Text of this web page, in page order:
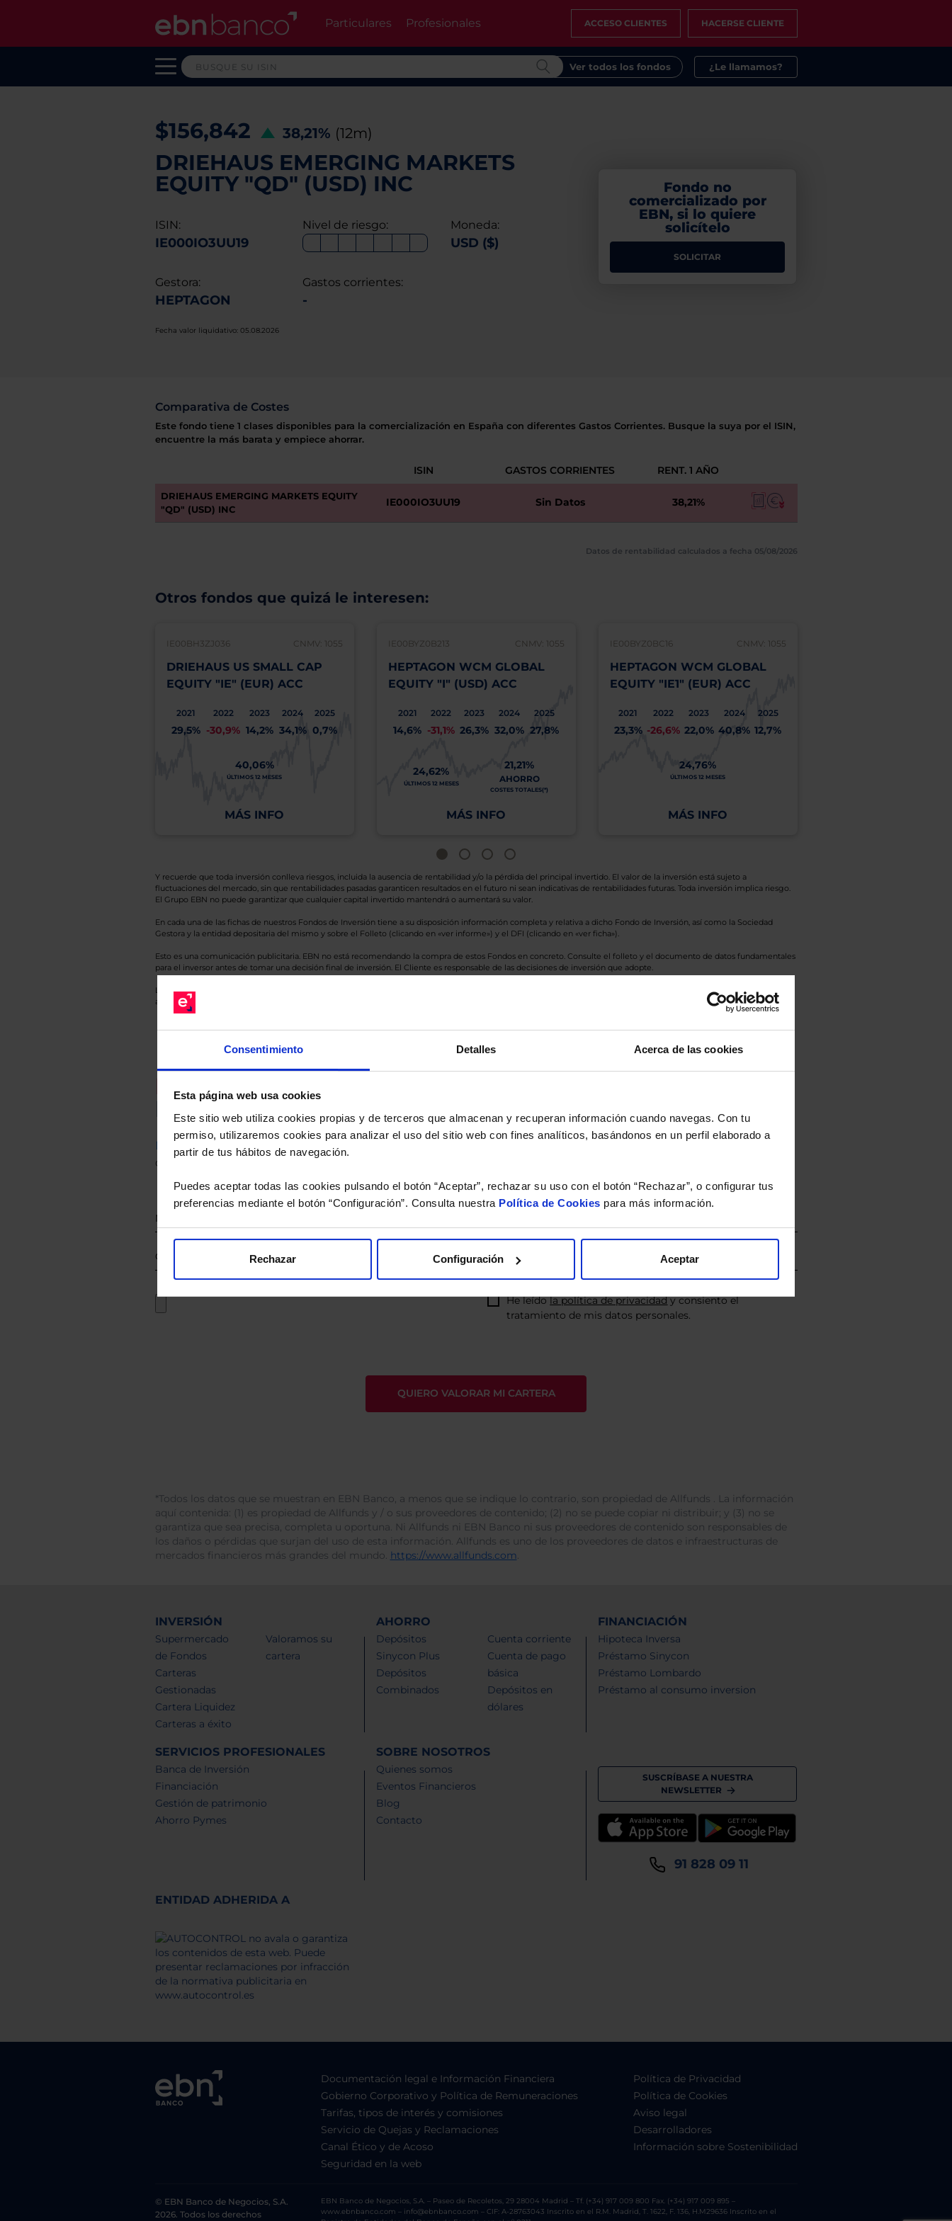
Consentimiento Detalles Acerca de las cookies
Esta página web usa cookies
Este sitio web utiliza cookies propias y de terceros que almacenan y recuperan información cuando navegas. Con tu
permiso, utilizaremos cookies para analizar el uso del sitio web con fines analíticos, basándonos en un perfil elaborado a
partir de tus hábitos de navegación.
Puedes aceptar todas las cookies pulsando el botón “Aceptar”, rechazar su uso con el botón “Rechazar”, o configurar tus
preferencias mediante el botón “Configuración”. Consulta nuestra Política de Cookies para más información.
Rechazar Configuración Aceptar
Particulares Profesionales ACCESO CLIENTES HACERSE CLIENTE
Ver todos los fondos ¿Le llamamos?
$156,842 38,21% (12m)
DRIEHAUS EMERGING MARKETS
EQUITY "QD" (USD) INC
ISIN:
IE000IO3UU19
Nivel de riesgo: Moneda:
USD ($)
Gestora:
HEPTAGON
Gastos corrientes:
-
Fecha valor liquidativo: 05.08.2026
Fondo no
comercializado por
EBN, si lo quiere
solicítelo
SOLICITAR
Comparativa de Costes
Este fondo tiene 1 clases disponibles para la comercialización en España con diferentes Gastos Corrientes. Busque la suya por el ISIN,
encuentre la más barata y empiece ahorrar.
ISIN GASTOS CORRIENTES RENT. 1 AÑO
DRIEHAUS EMERGING MARKETS EQUITY
"QD" (USD) INC
IE000IO3UU19 Sin Datos 38,21%
Datos de rentabilidad calculados a fecha 05/08/2026
Otros fondos que quizá le interesen:
IE00BH3ZJ036 CNMV: 1055
DRIEHAUS US SMALL CAP
EQUITY "IE" (EUR) ACC
2021
29,5%
2022
-30,9%
2023
14,2%
2024
34,1%
2025
0,7%
40,06%
ÚLTIMOS 12 MESES
MÁS INFO
IE00BYZ0B213 CNMV: 1055
HEPTAGON WCM GLOBAL
EQUITY "I" (USD) ACC
2021
14,6%
2022
-31,1%
2023
26,3%
2024
32,0%
2025
27,8%
24,62%
ÚLTIMOS 12 MESES
21,21%
AHORRO
COSTES TOTALES(*)
MÁS INFO
IE00BYZ0BC16 CNMV: 1055
HEPTAGON WCM GLOBAL
EQUITY "IE1" (EUR) ACC
2021
23,3%
2022
-26,6%
2023
22,0%
2024
40,8%
2025
12,7%
24,76%
ÚLTIMOS 12 MESES
MÁS INFO
Y recuerde que toda inversión conlleva riesgos, incluida la ausencia de rentabilidad y/o la pérdida del principal invertido. El valor de la inversión está sujeto a
fluctuaciones del mercado, sin que rentabilidades pasadas garanticen resultados en el futuro ni sean indicativas de rentabilidades futuras. Toda inversión implica riesgo.
El Grupo EBN no puede garantizar que cualquier capital invertido mantendrá o aumentará su valor.
En cada una de las fichas de nuestros Fondos de Inversión tiene a su disposición información completa y relativa a dicho Fondo de Inversión, así como la Sociedad
Gestora y la entidad depositaria del mismo y sobre el Folleto (clicando en «ver informe») y el DFI (clicando en «ver ficha»).
Esto es una comunicación publicitaria. EBN no está recomendando la compra de estos Fondos en concreto. Consulte el folleto y el documento de datos fundamentales
para el inversor antes de tomar una decisión final de inversión. El Cliente es responsable de las decisiones de inversión que adopte.
Los datos de rentabilidad mostrados hacen referencia a los Valores Liquidativos del Fondo al cierre de la última sesión, y se calculan de Valor Liquidativo de la sesión
anterior a Valor Liquidativo actual con reinversión de dividendos si el fondo es de reparto. Todas las rentabilidades mostradas están en la divisa Euro.
Recomendado.
Le hacemos un estudio gratuito de su cartera.
Descárguese el archivo
e indíquenos los ISINs de sus Fondos y nuestros expertos le enviarán un estudio gratuito
de sus alternativas de Clases Limpias con las que podrá ahorrar en sus costes.
He leídola política de privacidady consiento el
tratamiento de mis datos personales.
*Todos los datos que se muestran en EBN Banco, a menos que se indique lo contrario, son propiedad de Allfunds . La información
aquí contenida: (1) es propiedad de Allfunds y / o sus proveedores de contenido; (2) no se puede copiar ni distribuir; y (3) no se
garantiza que sea precisa, completa u oportuna. Ni Allfunds ni EBN Banco ni sus proveedores de contenido son responsables de
los daños o pérdidas que surjan del uso de esta información. Allfunds es uno de los proveedores de datos e infraestructuras de
mercados financieros más grandes del mundo. https://www.allfunds.com.
INVERSIÓN
Supermercado
de Fondos
Carteras
Gestionadas
Cartera Liquidez
Carteras a éxito
Valoramos su
cartera
AHORRO
Depósitos
Sinycon Plus
Depósitos
Combinados
Cuenta corriente
Cuenta de pago
básica
Depósitos en
dólares
FINANCIACIÓN
Hipoteca Inversa
Préstamo Sinycon
Préstamo Lombardo
Préstamo al consumo inversion
SERVICIOS PROFESIONALES
Banca de Inversión
Financiación
Gestión de patrimonio
Ahorro Pymes
SOBRE NOSOTROS
Quienes somos
Eventos Financieros
Blog
Contacto
SUSCRÍBASE A NUESTRA
NEWSLETTER
91 828 09 11
ENTIDAD ADHERIDA A
Documentación legal e Información Financiera
Gobierno Corporativo y Política de Remuneraciones
Tarifas, tipos de interés y comisiones
Servicio de Quejas y Reclamaciones
Canal Ético y de Acoso
Seguridad en la web
Política de Privacidad
Política de Cookies
Aviso legal
Desarrolladores
Información sobre Sostenibilidad
© EBN Banco de Negocios, S.A.
2026. Todos los derechos
EBN Banco de Negocios, S.A. – Paseo de Recoletos, 29 28004 Madrid – Tf. (+34) 917 009 800 Fax. (+34) 917 009 895 –
www.ebnbanco.com – info@ebnbanco.com – CIF: A-28763043 Inscrito en el R.M. Madrid, T. 1622, F. 136, H.M29636 Inscrito en el